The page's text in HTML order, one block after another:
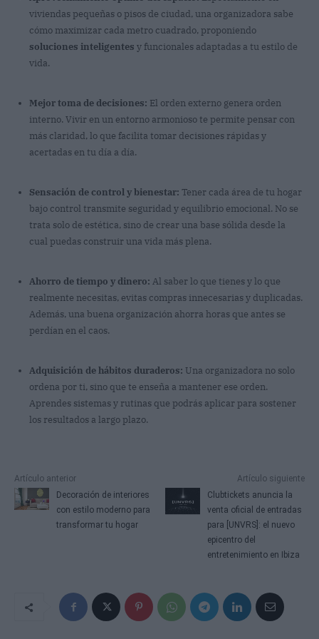
viviendas pequeñas o pisos de ciudad, una organizadora sabe
cómo maximizar cada metro cuadrado, proponiendo
soluciones inteligentes y funcionales adaptadas a tu estilo de
vida.
Mejor toma de decisiones: El orden externo genera orden
interno. Vivir en un entorno armonioso te permite pensar con
más claridad, lo que facilita tomar decisiones rápidas y
acertadas en tu día a día.
Sensación de control y bienestar: Tener cada área de tu hogar
bajo control transmite seguridad y equilibrio emocional. No se
trata solo de estética, sino de crear una base sólida desde la
cual puedas construir una vida más plena.
Ahorro de tiempo y dinero: Al saber lo que tienes y lo que
realmente necesitas, evitas compras innecesarias y duplicadas.
Además, una buena organización ahorra horas que antes se
perdían en el caos.
Adquisición de hábitos duraderos: Una organizadora no solo
ordena por ti, sino que te enseña a mantener ese orden.
Aprendes sistemas y rutinas que podrás aplicar para sostener
los resultados a largo plazo.
Artículo anterior
Decoración de interiores
con estilo moderno para
transformar tu hogar
Artículo siguiente
Clubtickets anuncia la
venta oficial de entradas
para [UNVRS]: el nuevo
epicentro del
entretenimiento en Ibiza